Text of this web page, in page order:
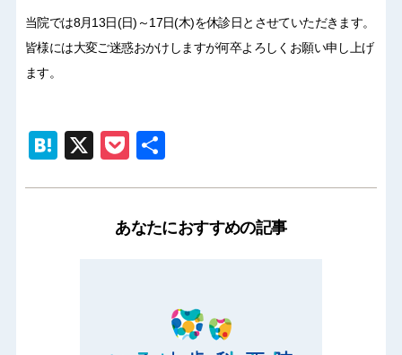
当院では8月13日(日)～17日(木)を休診日とさせていただきます。
皆様には大変ご迷惑おかけしますが何卒よろしくお願い申し上げ
ます。
Hatena
X Pocket
あなたにおすすめの記事